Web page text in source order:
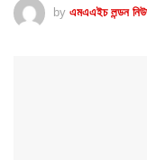
by এমএএইচ লন্ডন